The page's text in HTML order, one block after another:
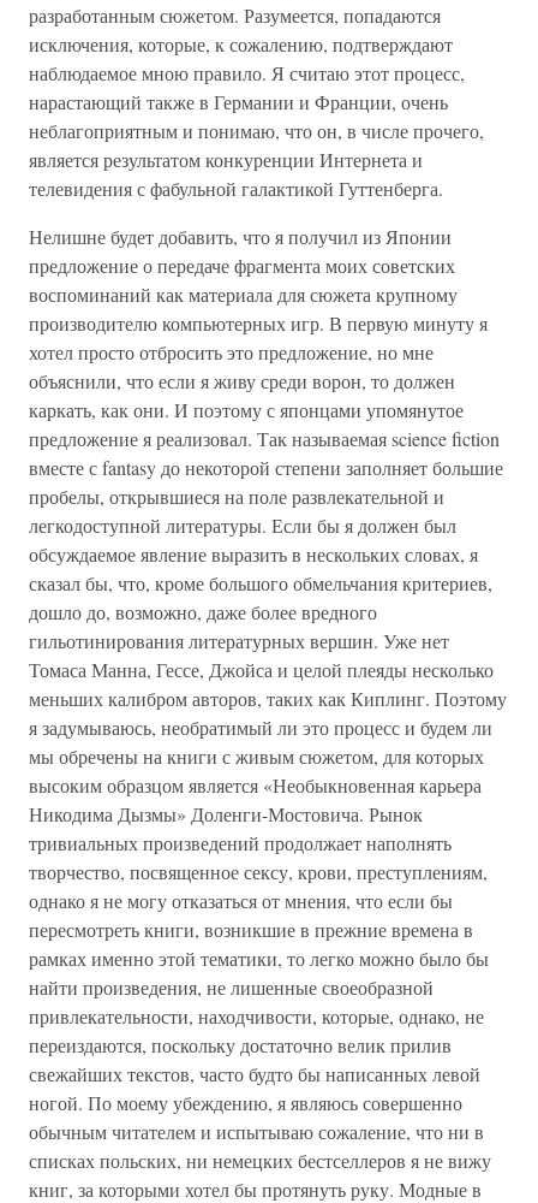
разработанным сюжетом. Разумеется, попадаются
исключения, которые, к сожалению, подтверждают
наблюдаемое мною правило. Я считаю этот процесс,
нарастающий также в Германии и Франции, очень
неблагоприятным и понимаю, что он, в числе прочего,
является результатом конкуренции Интернета и
телевидения с фабульной галактикой Гуттенберга.
Нелишне будет добавить, что я получил из Японии
предложение о передаче фрагмента моих советских
воспоминаний как материала для сюжета крупному
производителю компьютерных игр. В первую минуту я
хотел просто отбросить это предложение, но мне
объяснили, что если я живу среди ворон, то должен
каркать, как они. И поэтому с японцами упомянутое
предложение я реализовал. Так называемая science fiction
вместе с fantasy до некоторой степени заполняет большие
пробелы, открывшиеся на поле развлекательной и
легкодоступной литературы. Если бы я должен был
обсуждаемое явление выразить в нескольких словах, я
сказал бы, что, кроме большого обмельчания критериев,
дошло до, возможно, даже более вредного
гильотинирования литературных вершин. Уже нет
Томаса Манна, Гессе, Джойса и целой плеяды несколько
меньших калибром авторов, таких как Киплинг. Поэтому
я задумываюсь, необратимый ли это процесс и будем ли
мы обречены на книги с живым сюжетом, для которых
высоким образцом является «Необыкновенная карьера
Никодима Дызмы» Доленги-Мостовича. Рынок
тривиальных произведений продолжает наполнять
творчество, посвященное сексу, крови, преступлениям,
однако я не могу отказаться от мнения, что если бы
пересмотреть книги, возникшие в прежние времена в
рамках именно этой тематики, то легко можно было бы
найти произведения, не лишенные своеобразной
привлекательности, находчивости, которые, однако, не
переиздаются, поскольку достаточно велик прилив
свежайших текстов, часто будто бы написанных левой
ногой. По моему убеждению, я являюсь совершенно
обычным читателем и испытываю сожаление, что ни в
списках польских, ни немецких бестселлеров я не вижу
книг, за которыми хотел бы протянуть руку. Модные в